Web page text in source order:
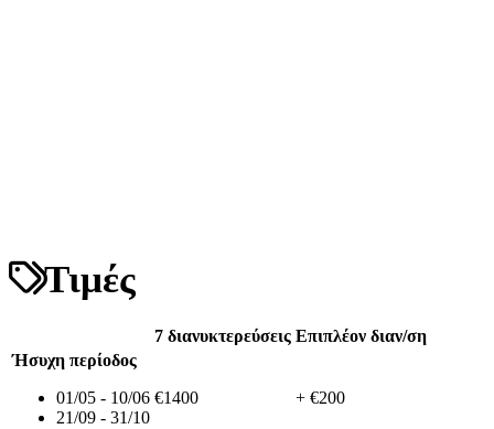
Τιμές
7 διανυκτερεύσεις Επιπλέον διαν/ση
Ήσυχη περίοδος
01/05 - 10/06
21/09 - 31/10
€1400 + €200